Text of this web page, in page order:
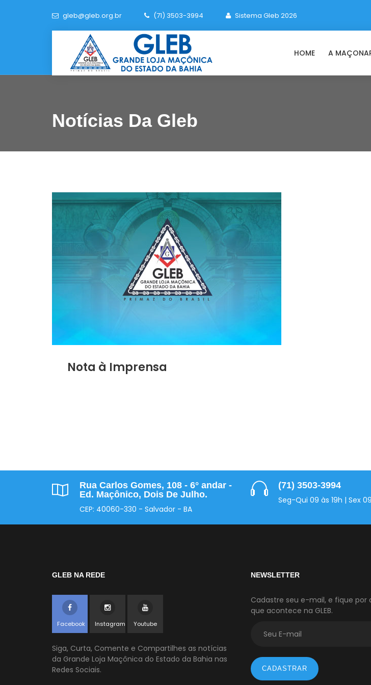
gleb@gleb.org.br (71) 3503-3994 Sistema Gleb 2026
HOME A
Notícias Da Gleb
Nota à Imprensa
Rua Carlos Gomes, 108 - 6° andar -
Ed. Maçônico, Dois De Julho.
CEP: 40060-330 - Salvador - BA
(71) 3503-3994
Seg-Qui 09 às 19h | Sex
GLEB NA REDE
Facebook Instagram Youtube
Siga, Curta, Comente e Compartilhes as notícias
da Grande Loja Maçônica do Estado da Bahia nas
Redes Sociais.
NEWSLETTER
Cadastre seu e-mail, e fique por
que acontece na GLEB.
CADASTRAR